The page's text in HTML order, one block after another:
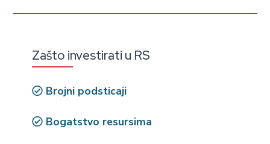
Zašto investirati u RS
Brojni podsticaji
Bogatstvo resursima